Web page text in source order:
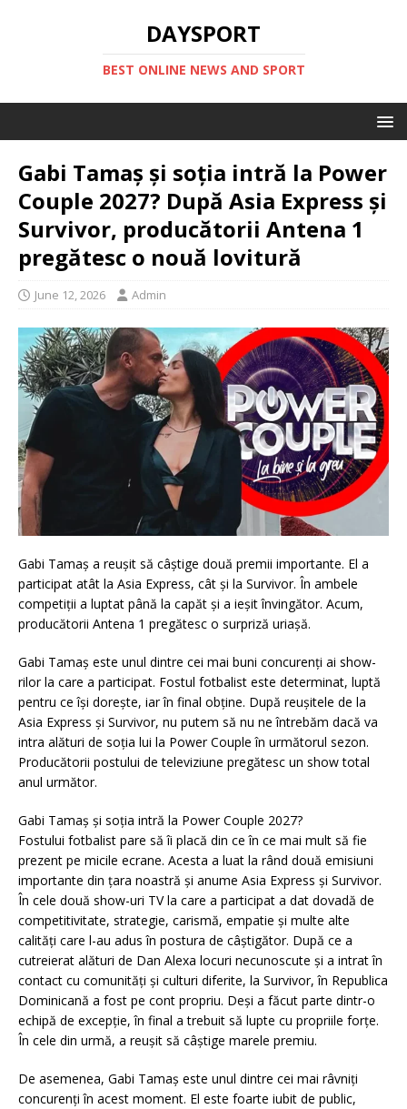
DAYSPORT
BEST ONLINE NEWS AND SPORT
Gabi Tamaș și soția intră la Power
Couple 2027? După Asia Express și
Survivor, producătorii Antena 1
pregătesc o nouă lovitură
June 12, 2026 Admin
Gabi Tamaș a reușit să câștige două premii importante. El a
participat atât la Asia Express, cât și la Survivor. În ambele
competiții a luptat până la capăt și a ieșit învingător. Acum,
producătorii Antena 1 pregătesc o surpriză uriașă.
Gabi Tamaș este unul dintre cei mai buni concurenți ai show-
rilor la care a participat. Fostul fotbalist este determinat, luptă
pentru ce își dorește, iar în final obține. După reușitele de la
Asia Express și Survivor, nu putem să nu ne întrebăm dacă va
intra alături de soția lui la Power Couple în următorul sezon.
Producătorii postului de televiziune pregătesc un show total
anul următor.
Gabi Tamaș și soția intră la Power Couple 2027?
Fostului fotbalist pare să îi placă din ce în ce mai mult să fie
prezent pe micile ecrane. Acesta a luat la rând două emisiuni
importante din țara noastră și anume Asia Express și Survivor.
În cele două show-uri TV la care a participat a dat dovadă de
competitivitate, strategie, carismă, empatie și multe alte
calități care l-au adus în postura de câștigător. După ce a
cutreierat alături de Dan Alexa locuri necunoscute și a intrat în
contact cu comunități și culturi diferite, la Survivor, în Republica
Dominicană a fost pe cont propriu. Deși a făcut parte dintr-o
echipă de excepție, în final a trebuit să lupte cu propriile forțe.
În cele din urmă, a reușit să câștige marele premiu.
De asemenea, Gabi Tamaș este unul dintre cei mai râvniți
concurenți în acest moment. El este foarte iubit de public,